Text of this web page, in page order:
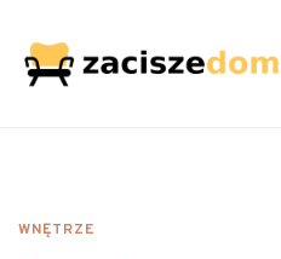
WNĘTRZE